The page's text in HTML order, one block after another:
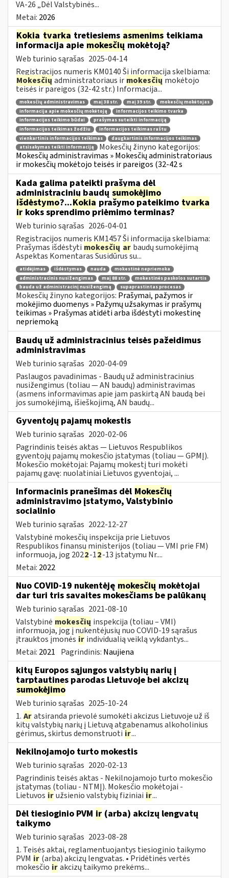
VA-26 „Dėl Valstybinės...
Metai: 2026
Kokia tvarka tretiesiems asmenims teikiama
informacija apie mokesčiųmokėtoją?
Web turinio sąrašas 2025-04-14
Registracijos numeris KM0140 Ši informacija skelbiama:
Mokesčių administratoriaus ir mokesčių mokėtojo
teisės ir pareigos (32-42 str.) Informacija...
mokesčių administravimas maį 38 str. maį 39 str.
mokesčių mokėtojas
informacija apie mokesčių mokėtoją
informacijos teikimo tvarka
informacijos teikimo būdai
prašymas suteikti informaciją
informacijos teikimas žodžiu
informacijos teikimas raštu
vienkartinis informacijos teikimas
daugkartinis informacijos teikimas
atsisakymas teikti informaciją
Mokesčių žinyno kategorijos:
Mokesčių administravimas » Mokesčių administratoriaus
ir mokesčių mokėtojo teisės ir pareigos (32-42 s
Kada galima pateikti prašymą dėl
administracinių baudų sumokėjimo
išdėstymo?...Kokia prašymo pateikimo tvarka
irkoks sprendimo priėmimo terminas?
Web turinio sąrašas 2026-04-01
Registracijos numeris KM1457 Ši informacija skelbiama:
Prašymas išdėstyti mokesčių ar baudų sumokėjimą
Aspektas Komentaras Susidūrus su...
atidėjimas išdėstymas nauda
mokestinė nepriemoka
administracinis nusižengimas
maį 88 str.
mokestinės paskolos sutartis
bauda už administracinį nusižengimą
supaprastintas procesas
Mokesčių žinyno kategorijos: Prašymai, pažymos ir
mokėjimo duomenys » Pažymų užsakymas ir prašymų
teikimas » Prašymas atidėti arba išdėstyti mokestinę
nepriemoką
Baudų už administracinius teisės pažeidimus
administravimas
Web turinio sąrašas 2020-04-09
Paslaugos pavadinimas - Baudų už administracinius
nusižengimus (toliau — AN baudų) administravimas
(asmens informavimas apie jam paskirtą AN baudą bei
jos sumokėjimą, išieškojimą, AN baudų...
Gyventojų pajamų mokestis
Web turinio sąrašas 2020-02-06
Pagrindinis teisės aktas — Lietuvos Respublikos
gyventojų pajamų mokesčio įstatymas (toliau — GPMĮ).
Mokesčio mokėtojai: Pajamų mokestį turi mokėti
pajamų gavę: nuolatiniai Lietuvos gyventojai, ...
Informacinis pranešimas dėl Mokesčių
administravimo įstatymo, Valstybinio
socialinio
Web turinio sąrašas 2022-12-27
Valstybinė mokesčių inspekcija prie Lietuvos
Respublikos finansų ministerijos (toliau — VMI prie FM)
informuoja, jog 2022-12-13 įstatymu Nr....
Metai: 2022
Nuo COVID-19 nukentėję mokesčių mokėtojai
dar turi tris savaites mokesčiams be palūkanų
Web turinio sąrašas 2021-08-10
Valstybinė mokesčių inspekcija (toliau – VMI)
informuoja, jog į nukentėjusių nuo COVID-19 sąrašus
įtrauktos įmonės ir individualią veiklą vykdantys...
Metai: 2021 Pagrindinis: Naujiena
kitų Europos sąjungos valstybių narių į
tarptautines parodas Lietuvoje bei akcizų
sumokėjimo
Web turinio sąrašas 2025-10-24
1. Aratsiranda prievolė sumokėti akcizus Lietuvoje už iš
kitų valstybių narių į Lietuvą atgabenamus alkoholinius
gėrimus, skirtus demonstruoti ir...
Nekilnojamojo turto mokestis
Web turinio sąrašas 2020-02-13
Pagrindinis teisės aktas - Nekilnojamojo turto mokesčio
įstatymas (toliau - NTMĮ). Mokesčio mokėtojai -
Lietuvos iružsienio valstybių fiziniai ir...
Dėl tiesioginio PVM ir (arba) akcizų lengvatų
taikymo
Web turinio sąrašas 2023-08-28
1. Teisės aktai, reglamentuojantys tiesioginio taikymo
PVM ir (arba) akcizų lengvatas. • Pridėtinės vertės
mokesčio irakcizų taikymo prekėms...